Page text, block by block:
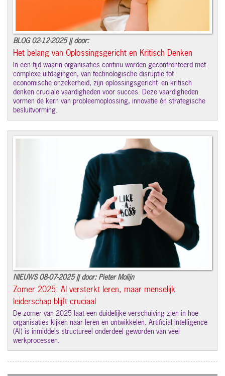
BLOG 02-12-2025 || door:
Het belang van Oplossingsgericht en Kritisch Denken
In een tijd waarin organisaties continu worden geconfronteerd met
complexe uitdagingen, van technologische disruptie tot
economische onzekerheid, zijn oplossingsgericht- en kritisch
denken cruciale vaardigheden voor succes. Deze vaardigheden
vormen de kern van probleemoplossing, innovatie én strategische
besluitvorming.
NIEUWS 08-07-2025 || door: Pieter Molijn
Zomer 2025: AI versterkt leren, maar menselijk
leiderschap blijft cruciaal
De zomer van 2025 laat een duidelijke verschuiving zien in hoe
organisaties kijken naar leren en ontwikkelen. Artificial Intelligence
(AI) is inmiddels structureel onderdeel geworden van veel
werkprocessen.